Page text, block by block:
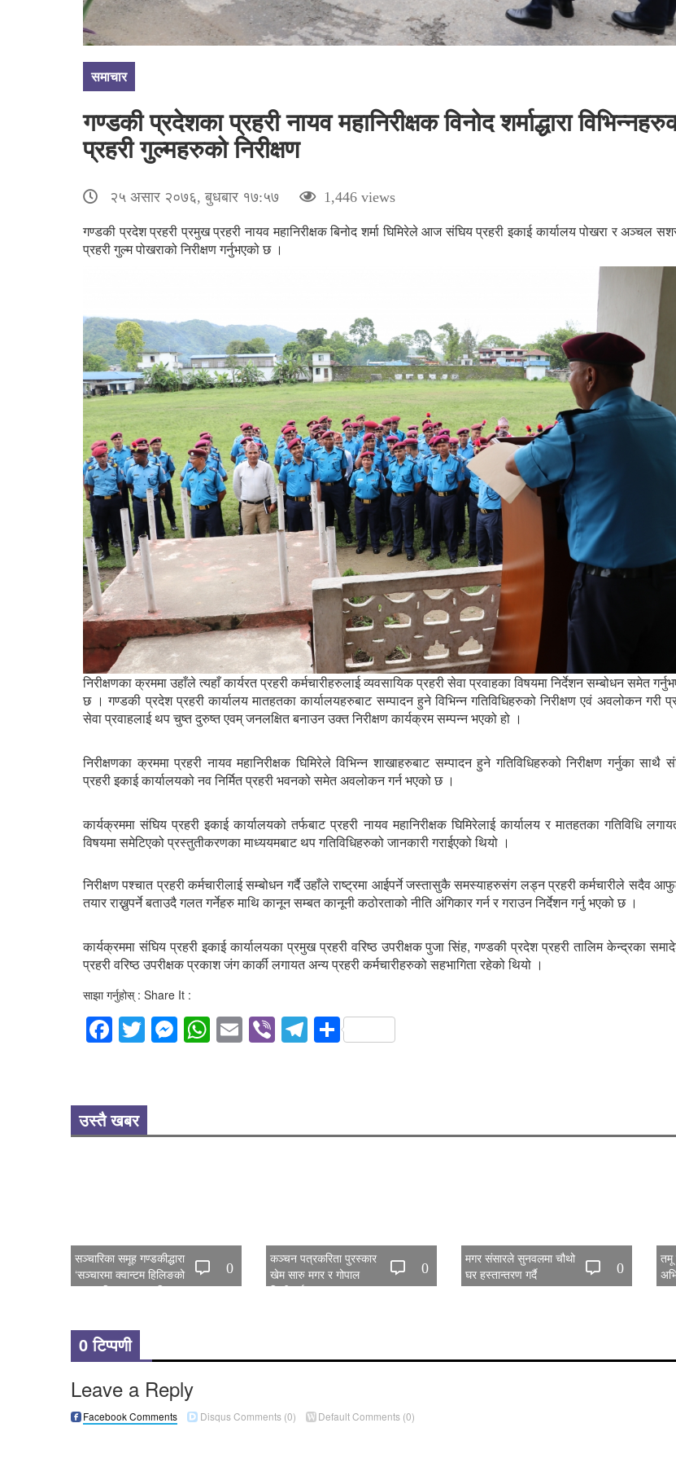
समाचार
गण्डकी प्रदेशका प्रहरी नायव महानिरीक्षक विनोद शर्माद्धारा
प्रहरी गुल्महरुको निरीक्षण
२५ असार २०७६, बुधबार १७:५७ 1,446 views
गण्डकी प्रदेश प्रहरी प्रमुख प्रहरी नायव महानिरीक्षक बिनोद शर्मा घिमिरेले आज संघिय प्रहरी इकाई कार्यालय पोखरा र अञ्चल
प्रहरी गुल्म पोखराको निरीक्षण गर्नुभएको छ ।
निरीक्षणका क्रममा उहाँले त्यहाँ कार्यरत प्रहरी कर्मचारीहरुलाई व्यवसायिक प्रहरी सेवा प्रवाहका विषयमा निर्देशन सम्बोधन समेत
छ । गण्डकी प्रदेश प्रहरी कार्यालय मातहतका कार्यालयहरुबाट सम्पादन हुने विभिन्न गतिविधिहरुको निरीक्षण एवं अवलोकन गरी
सेवा प्रवाहलाई थप चुष्त दुरुष्त एवम् जनलक्षित बनाउन उक्त निरीक्षण कार्यक्रम सम्पन्न भएको हो ।
निरीक्षणका क्रममा प्रहरी नायव महानिरीक्षक घिमिरेले विभिन्न शाखाहरुबाट सम्पादन हुने गतिविधिहरुको निरीक्षण गर्नुका साथै
प्रहरी इकाई कार्यालयको नव निर्मित प्रहरी भवनको समेत अवलोकन गर्न भएको छ ।
कार्यक्रममा संघिय प्रहरी इकाई कार्यालयको तर्फबाट प्रहरी नायव महानिरीक्षक घिमिरेलाई कार्यालय र मातहतका गतिविधि
विषयमा समेटिएको प्रस्तुतीकरणका माध्ययमबाट थप गतिविधिहरुको जानकारी गराईएको थियो ।
निरीक्षण पश्चात प्रहरी कर्मचारीलाई सम्बोधन गर्दै उहाँले राष्ट्रमा आईपर्ने जस्तासुकै समस्याहरुसंग लड्न प्रहरी कर्मचारीले सदैव
तयार राख्नुपर्ने बताउदै गलत गर्नेहरु माथि कानून सम्बत कानूनी कठोरताको नीति अंगिकार गर्न र गराउन निर्देशन गर्नु भएको छ ।
कार्यक्रममा संघिय प्रहरी इकाई कार्यालयका प्रमुख प्रहरी वरिष्ठ उपरीक्षक पुजा सिंह, गण्डकी प्रदेश प्रहरी तालिम केन्द्रका
प्रहरी वरिष्ठ उपरीक्षक प्रकाश जंग कार्की लगायत अन्य प्रहरी कर्मचारीहरुको सहभागिता रहेको थियो ।
साझा गर्नुहोस् : Share It :
Facebook
Twitter
Messenger
WhatsApp
EmailViberTelegram
Share
उस्तै खबर
0
सञ्चारिका समूह गण्डकीद्धारा
‘सञ्चारमा क्वान्टम हिलिङको
महत्त्व’ विषयक अन्तरक्रिया सम्पन्न
0
कञ्चन पत्रकरिता पुरस्कार
खेम सारु मगर र गोपाल
जिटीलाई
0
मगर संसारले सुनवलमा चौथो
घर हस्तान्तरण गर्दै
तमू
0 टिप्पणी
Leave a Reply
Facebook Comments Disqus Comments(0) Default Comments (0)